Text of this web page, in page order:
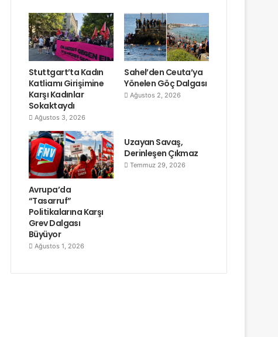
Stuttgart’ta Kadın
Katliamı Girişimine
Karşı Kadınlar
Sokaktaydı
Ağustos 3, 2026
Sahel’den Ceuta’ya
Yönelen Göç Dalgası
Ağustos 2, 2026
Avrupa’da
“Tasarruf”
Politikalarına Karşı
Grev Dalgası
Büyüyor
Ağustos 1, 2026
Uzayan Savaş,
Derinleşen Çıkmaz
Temmuz 29, 2026